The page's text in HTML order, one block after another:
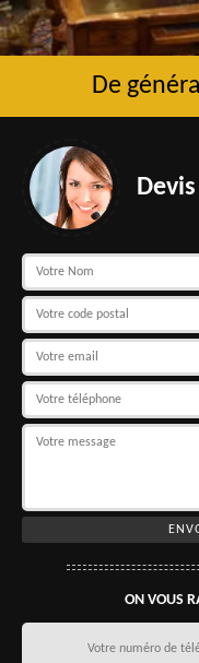
De
ON VOUS